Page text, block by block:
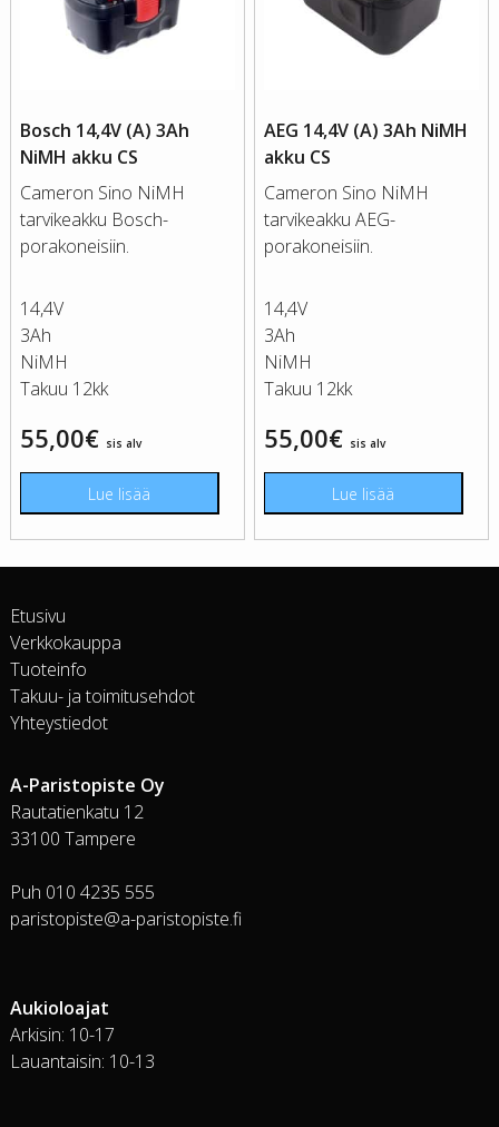
Bosch 14,4V (A) 3Ah
NiMH akku CS
Cameron Sino NiMH
tarvikeakku Bosch-
porakoneisiin.
14,4V
3Ah
NiMH
Takuu 12kk
55,00€ sis alv
Lue lisää
AEG 14,4V (A) 3Ah NiMH
akku CS
Cameron Sino NiMH
tarvikeakku AEG-
porakoneisiin.
14,4V
3Ah
NiMH
Takuu 12kk
55,00€ sis alv
Lue lisää
Etusivu
Verkkokauppa
Tuoteinfo
Takuu- ja toimitusehdot
Yhteystiedot
A-Paristopiste Oy
Rautatienkatu 12
33100 Tampere
Puh 010 4235 555
paristopiste@a-paristopiste.fi
Aukioloajat
Arkisin: 10-17
Lauantaisin: 10-13